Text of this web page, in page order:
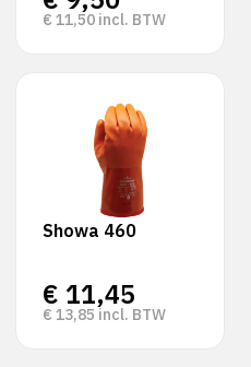
€ 11,50 incl. BTW
Showa 460
€ 11,45
€ 13,85 incl. BTW